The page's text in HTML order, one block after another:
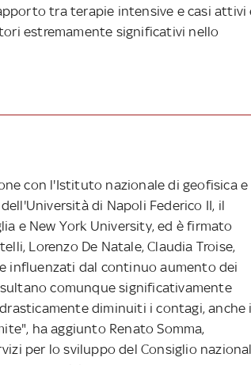
tra terapie intensive e casi attivi
estremamente significativi nello
con l'Istituto nazionale di geofisica e
di Napoli Federico II, il
e New York University, ed è firmato
Lorenzo De Natale, Claudia Troise,
influenzati dal continuo aumento dei
comunque significativamente
diminuiti i contagi, anche
ha aggiunto Renato Somma,
per lo sviluppo del Consiglio